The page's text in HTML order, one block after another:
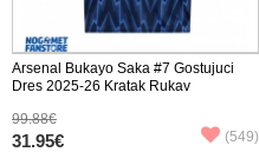
Arsenal Bukayo Saka #7 Gostujuci
Dres 2025-26 Kratak Rukav
99.88€
31.95€ (549)